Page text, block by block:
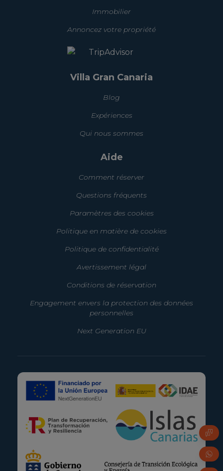
Immobilier
Annoncez votre propriété
Villa Gran Canaria
Blog
Expériences
Qui nous sommes
Aide
Comment réserver
Questions fréquents
Paramètres des cookies
Politique en matière de cookies
Politique de confidentialité
Avertissement légal
Conditions de réservation
Engagement envers la protection des données
personnelles
Next Generation EU